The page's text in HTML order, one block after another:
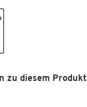
1,5 - 3
zu diesem Produkt